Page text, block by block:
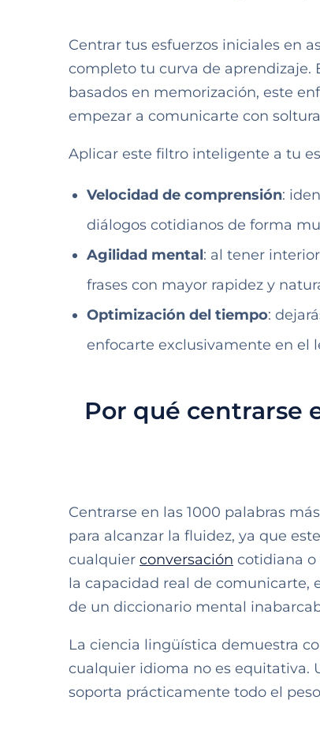
Centrar tus esfuerzos iniciales en
completo tu curva de aprendizaje.
basados en memorización, este
empezar a comunicarte con
Aplicar este filtro inteligente a tu
Velocidad de comprensión:
diálogos cotidianos de forma
Agilidad mental: al tener
frases con mayor rapidez y
Optimización del tiempo:
enfocarte exclusivamente en el
Por qué centrarse
Centrarse en las 1000 palabras
para alcanzar la fluidez, ya que
cualquier conversación cotidiana o
la capacidad real de comunicarte,
de un diccionario mental
La ciencia lingüística demuestra
cualquier idioma no es equitativa.
soporta prácticamente todo el